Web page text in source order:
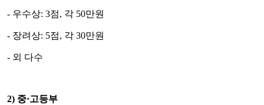
- 우수상: 3점, 각 50만원
- 장려상: 5점, 각 30만원
- 외 다수
2) 중·고등부